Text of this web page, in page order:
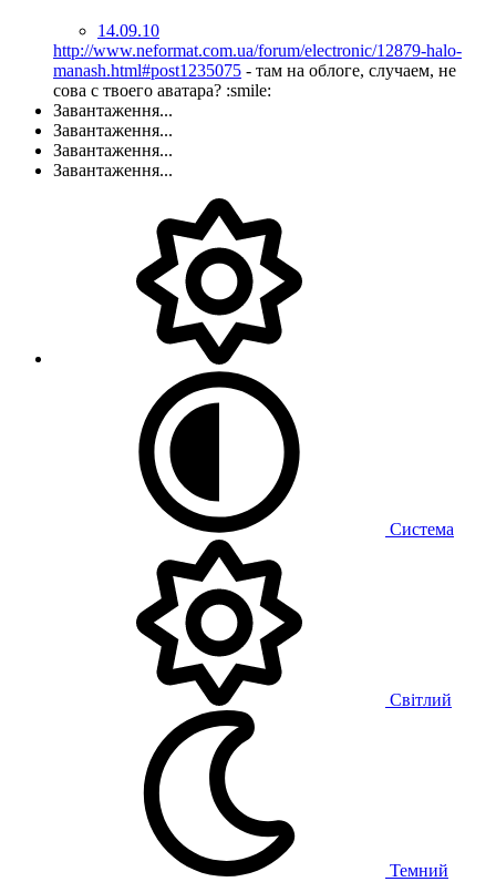
14.09.10
http://www.neformat.com.ua/forum/electronic/12879-halo-
manash.html#post1235075 - там на облоге, случаем, не
сова с твоего аватара? :smile:
Завантаження...
Завантаження...
Завантаження...
Завантаження...
Система
Світлий
Темний